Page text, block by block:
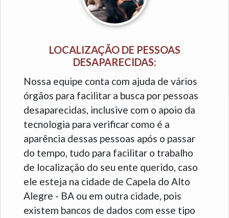
LOCALIZAÇÃO DE PESSOAS
DESAPARECIDAS:
Nossa equipe conta com ajuda de vários
órgãos para facilitar a busca por pessoas
desaparecidas, inclusive com o apoio da
tecnologia para verificar como é a
aparência dessas pessoas após o passar
do tempo, tudo para facilitar o trabalho
de localização do seu ente querido, caso
ele esteja na cidade de Capela do Alto
Alegre - BA ou em outra cidade, pois
existem bancos de dados com esse tipo